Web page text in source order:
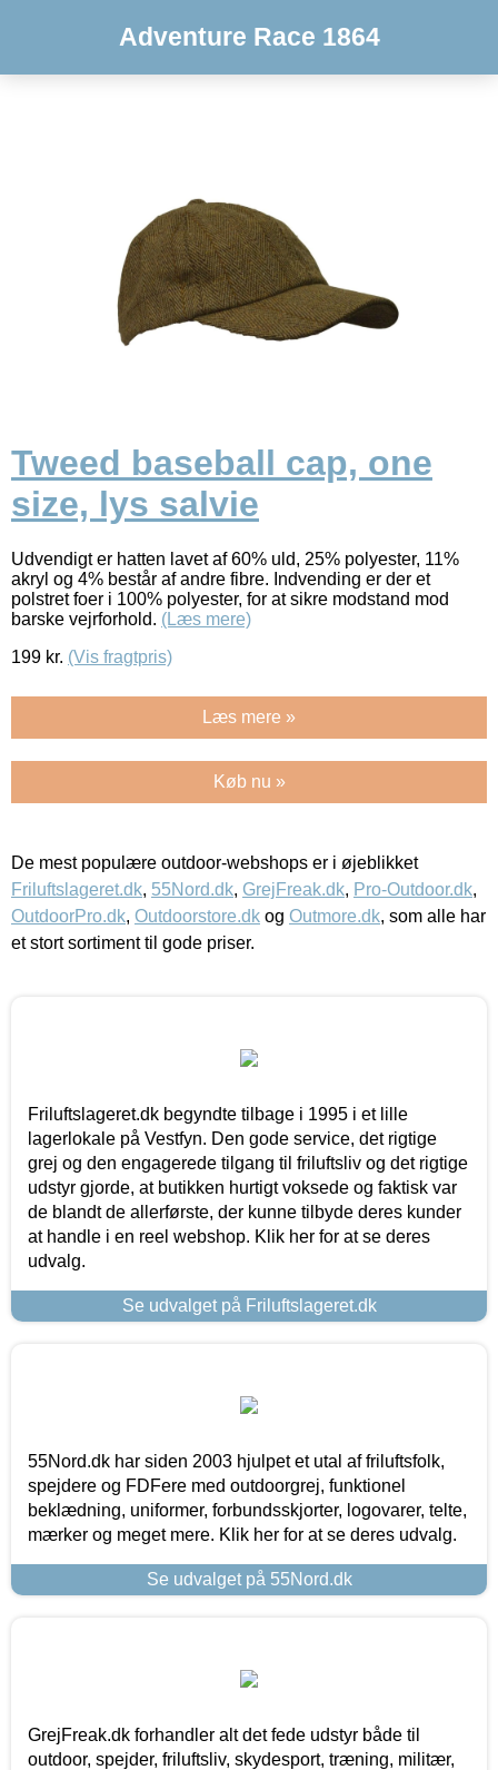
Adventure Race 1864
Tweed baseball cap, one
size, lys salvie
Udvendigt er hatten lavet af 60% uld, 25% polyester, 11%
akryl og 4% består af andre fibre. Indvending er der et
polstret foer i 100% polyester, for at sikre modstand mod
barske vejrforhold. (Læs mere)
199 kr. (Vis fragtpris)
Læs mere »
Køb nu »
De mest populære outdoor-webshops er i øjeblikket
Friluftslageret.dk, 55Nord.dk, GrejFreak.dk, Pro-Outdoor.dk,
OutdoorPro.dk, Outdoorstore.dk og Outmore.dk, som alle har
et stort sortiment til gode priser.
Friluftslageret.dk begyndte tilbage i 1995 i et lille
lagerlokale på Vestfyn. Den gode service, det rigtige
grej og den engagerede tilgang til friluftsliv og det rigtige
udstyr gjorde, at butikken hurtigt voksede og faktisk var
de blandt de allerførste, der kunne tilbyde deres kunder
at handle i en reel webshop. Klik her for at se deres
udvalg.
Se udvalget på Friluftslageret.dk
55Nord.dk har siden 2003 hjulpet et utal af friluftsfolk,
spejdere og FDFere med outdoorgrej, funktionel
beklædning, uniformer, forbundsskjorter, logovarer, telte,
mærker og meget mere. Klik her for at se deres udvalg.
Se udvalget på 55Nord.dk
GrejFreak.dk forhandler alt det fede udstyr både til
outdoor, spejder, friluftsliv, skydesport, træning, militær,